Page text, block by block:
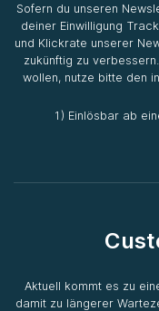
Sofern du unseren
deiner Einwilligung
und Klickrate unserer
zukünftig zu
wollen, nutze bitte den
1) Einlösbar ab
Aktuell kommt es zu
damit zu längerer